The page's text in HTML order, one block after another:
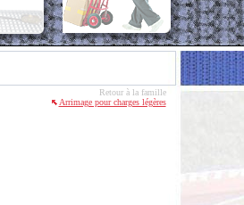
Retour à la famille
Arrimage pour charges légères